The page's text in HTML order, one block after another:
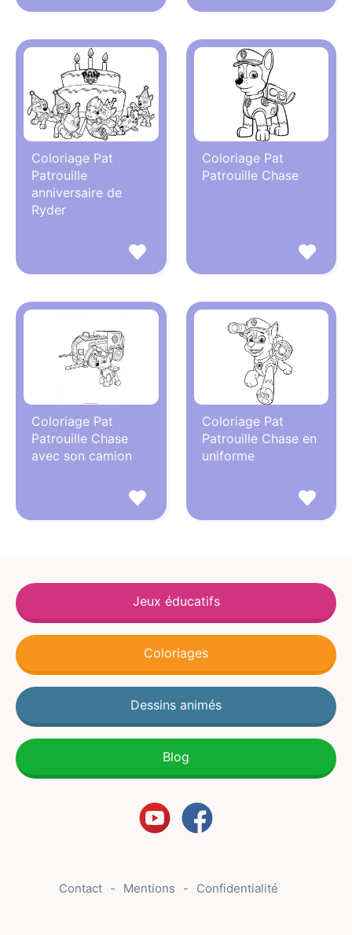
Coloriage Pat
Patrouille
anniversaire de
Ryder
Coloriage Pat
Patrouille Chase
Coloriage Pat
Patrouille Chase
avec son camion
Coloriage Pat
Patrouille Chase en
uniforme
Jeux éducatifs
Coloriages
Dessins animés
Blog
Contact Mentions Confidentialité